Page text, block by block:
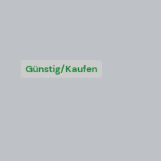
Günstig/Kaufen